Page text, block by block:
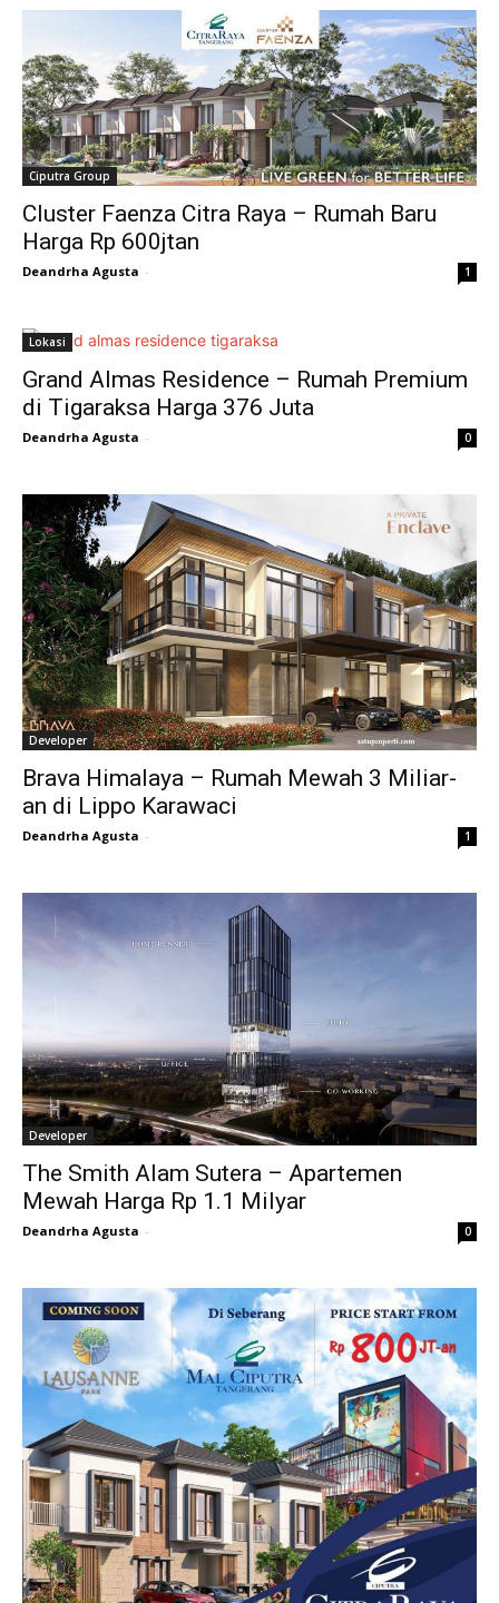
Ciputra Group
Cluster Faenza Citra Raya – Rumah Baru
Harga Rp 600jtan
Deandrha Agusta - 1
Lokasi
Grand Almas Residence – Rumah Premium
di Tigaraksa Harga 376 Juta
Deandrha Agusta - 0
Developer
Brava Himalaya – Rumah Mewah 3 Miliar-
an di Lippo Karawaci
Deandrha Agusta - 1
Developer
The Smith Alam Sutera – Apartemen
Mewah Harga Rp 1.1 Milyar
Deandrha Agusta - 0